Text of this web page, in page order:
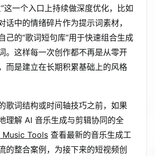
这一个入口上持续做深度优化，比如
话中的情绪碎片作为提示词素材，
己的“歌词短句库”用于快速组合生成
。这样每一次创作都不再是从零开
而是建立在长期积累基础上的风格
歌词结构或时间轴技巧之前，如果
理解 AI 音乐生成与剪辑协同的全
Music Tools 查看最新的音乐生成工
的整合案例，为接下来的短视频创